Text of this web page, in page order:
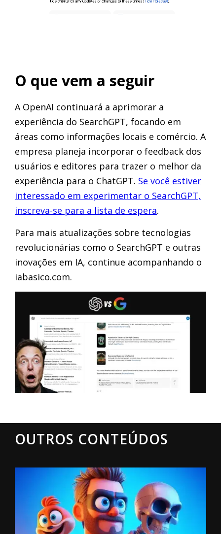
O que vem a seguir
A OpenAI continuará a aprimorar a
experiência do SearchGPT, focando em
áreas como informações locais e comércio. A
empresa planeja incorporar o feedback dos
usuários e editores para trazer o melhor da
experiência para o ChatGPT. Se você estiver
interessado em experimentar o SearchGPT,
inscreva-se para a lista de espera.
Para mais atualizações sobre tecnologias
revolucionárias como o SearchGPT e outras
inovações em IA, continue acompanhando o
iabasico.com.
OUTROS CONTEÚDOS